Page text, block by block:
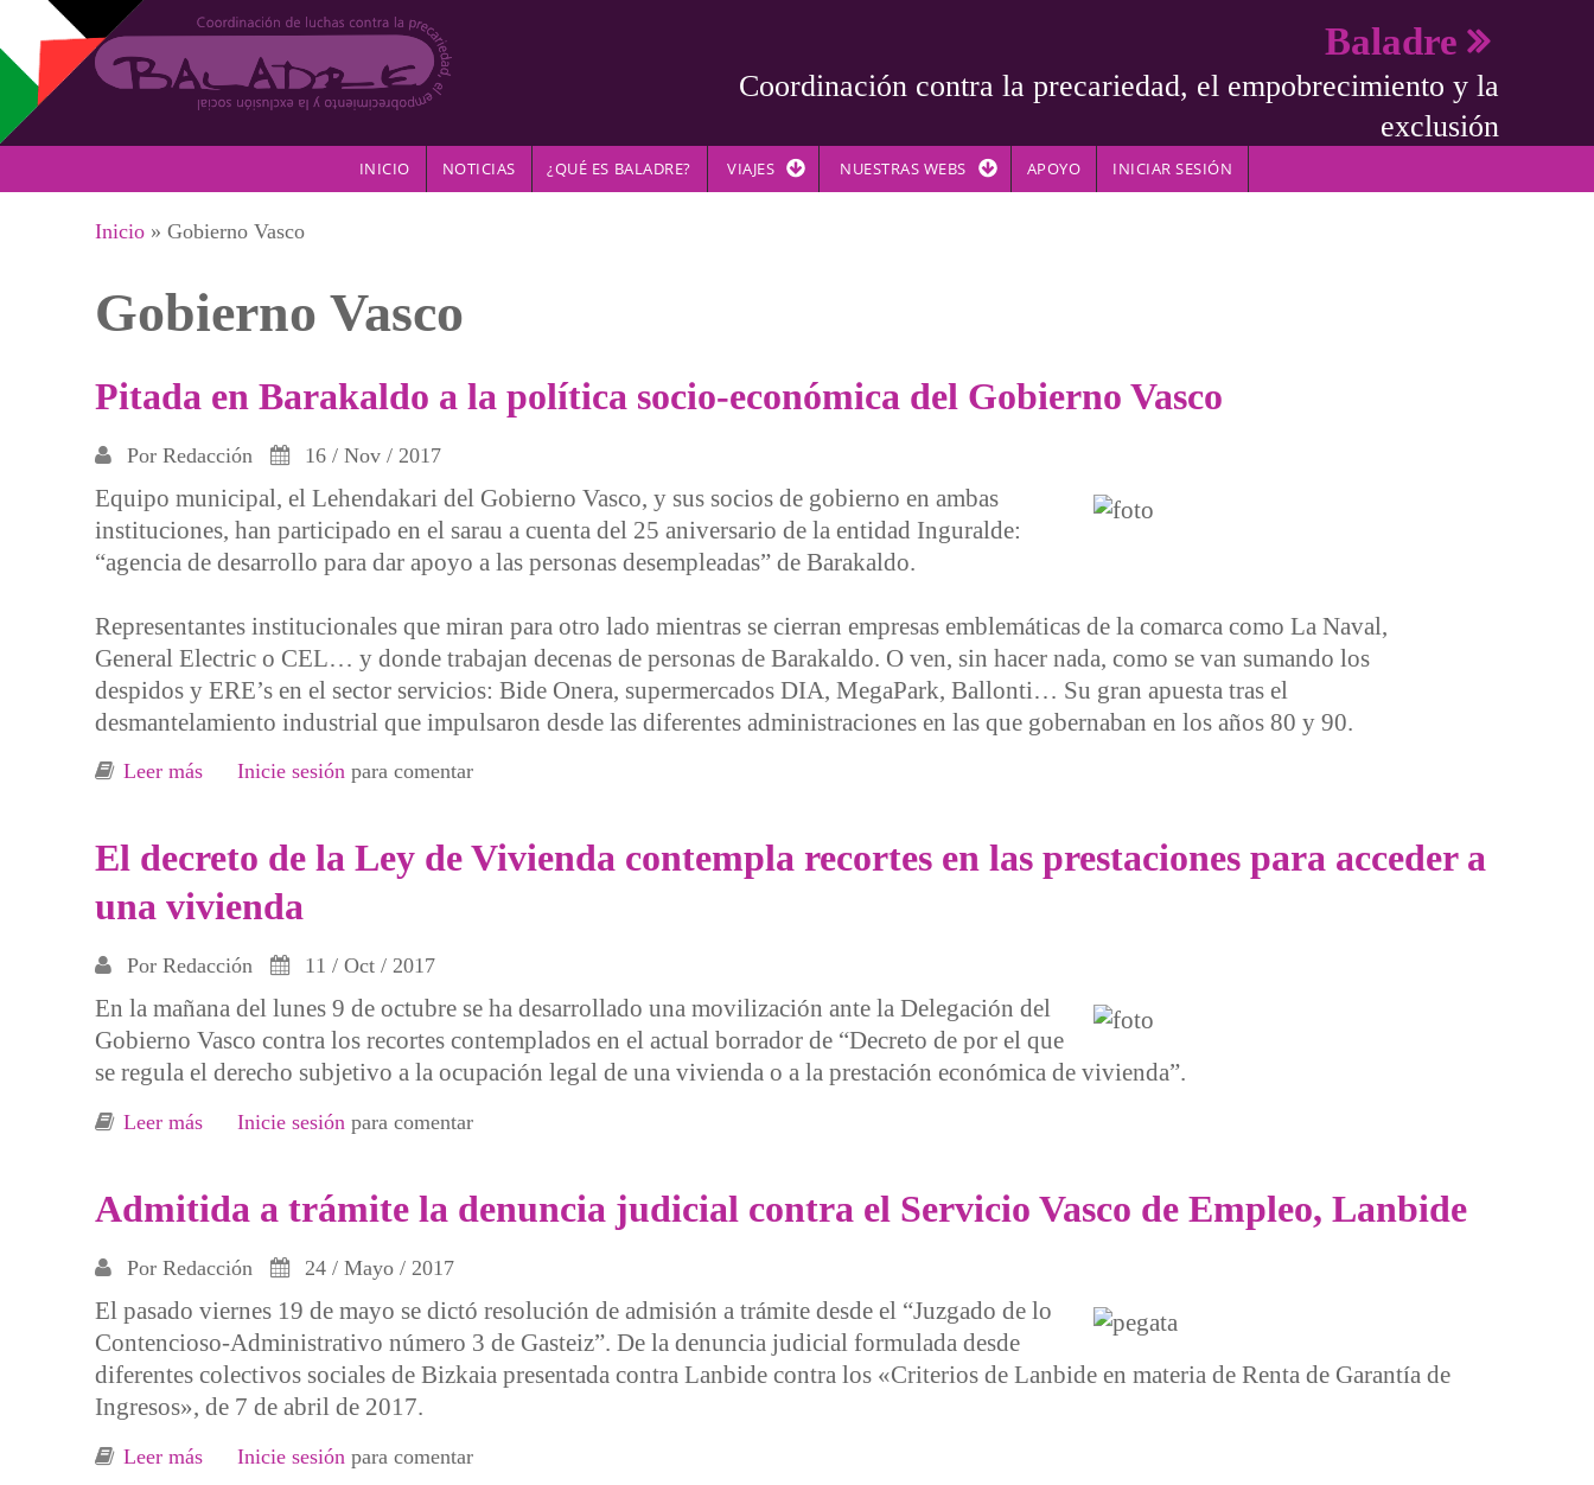
Pasar al contenido principal
Baladre
Coordinación contra la precariedad, el empobrecimiento y la
exclusión
INICIO NOTICIAS ¿QUÉ ES BALADRE? VIAJES NUESTRAS WEBS APOYO INICIAR SESIÓN
Se encuentra usted aquí
Inicio » Gobierno Vasco
Gobierno Vasco
Pitada en Barakaldo a la política socio-económica del Gobierno Vasco
Por Redacción 16 / Nov / 2017
Equipo municipal, el Lehendakari del Gobierno Vasco, y sus socios de gobierno en ambas
instituciones, han participado en el sarau a cuenta del 25 aniversario de la entidad Inguralde:
“agencia de desarrollo para dar apoyo a las personas desempleadas” de Barakaldo.
Representantes institucionales que miran para otro lado mientras se cierran empresas emblemáticas de la comarca como La Naval,
General Electric o CEL… y donde trabajan decenas de personas de Barakaldo. O ven, sin hacer nada, como se van sumando los
despidos y ERE’s en el sector servicios: Bide Onera, supermercados DIA, MegaPark, Ballonti… Su gran apuesta tras el
desmantelamiento industrial que impulsaron desde las diferentes administraciones en las que gobernaban en los años 80 y 90.
Leer más sobre Pitada en Barakaldo a la política socio-económica del Gobierno Vasco
Inicie sesiónpara comentar
El decreto de la Ley de Vivienda contempla recortes en las prestaciones para acceder a
una vivienda
Por Redacción 11 / Oct / 2017
En la mañana del lunes 9 de octubre se ha desarrollado una movilización ante la Delegación del
Gobierno Vasco contra los recortes contemplados en el actual borrador de “Decreto de por el que
se regula el derecho subjetivo a la ocupación legal de una vivienda o a la prestación económica de vivienda”.
Leer más sobre El decreto de la Ley de Vivienda contempla recortes en las prestaciones para acceder a una vivienda
Inicie sesiónpara comentar
Admitida a trámite la denuncia judicial contra el Servicio Vasco de Empleo, Lanbide
Por Redacción 24 / Mayo / 2017
El pasado viernes 19 de mayo se dictó resolución de admisión a trámite desde el “Juzgado de lo
Contencioso-Administrativo número 3 de Gasteiz”. De la denuncia judicial formulada desde
diferentes colectivos sociales de Bizkaia presentada contra Lanbide contra los «Criterios de Lanbide en materia de Renta de Garantía de
Ingresos», de 7 de abril de 2017.
Leer más sobre Admitida a trámite la denuncia judicial contra el Servicio Vasco de Empleo, Lanbide
Inicie sesiónpara comentar